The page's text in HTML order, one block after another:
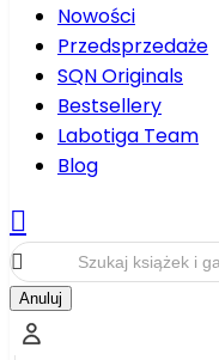
Nowości
Przedsprzedaże
SQN Originals
Bestsellery
Labotiga Team
Blog


Anuluj